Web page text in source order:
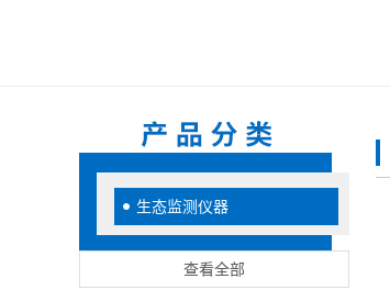
生态监测仪器
查看全部